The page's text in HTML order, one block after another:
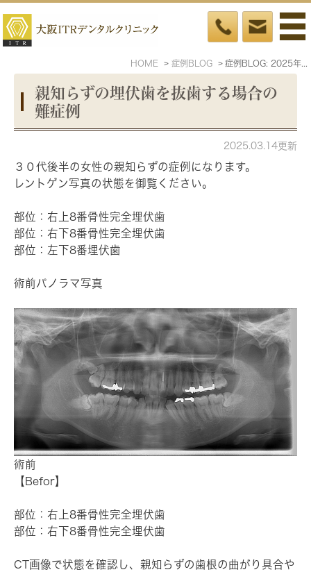
HOME 症例BLOG
親知らずの埋伏歯を抜歯する場合の
難症例
2025.03.14更新
３０代後半の女性の親知らずの症例になります。
レントゲン写真の状態を御覧ください。
部位：右上8番骨性完全埋伏歯
部位：右下8番骨性完全埋伏歯
部位：左下8番埋伏歯
術前パノラマ写真
術前
【Befor】
部位：右上8番骨性完全埋伏歯
部位：右下8番骨性完全埋伏歯
CT画像で状態を確認し、親知らずの歯根の曲がり具合や